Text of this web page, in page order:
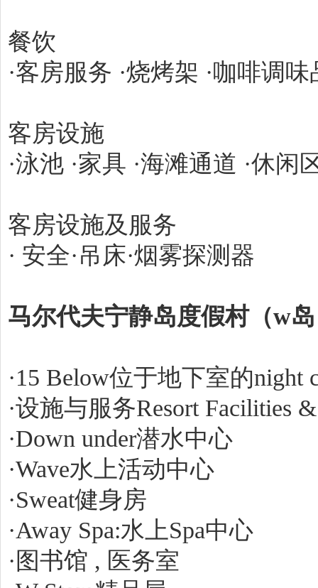
餐饮
·客房服务 ·烧烤架 ·咖啡调
客房设施
·泳池 ·家具 ·海滩通道 ·休闲
客房设施及服务
· 安全·吊床·烟雾探测器
马尔代夫宁静岛度假村（w
·15 Below位于地下室的night
·设施与服务Resort Facilities
·Down under潜水中心
·Wave水上活动中心
·Sweat健身房
·Away Spa:水上Spa中心
·图书馆 , 医务室